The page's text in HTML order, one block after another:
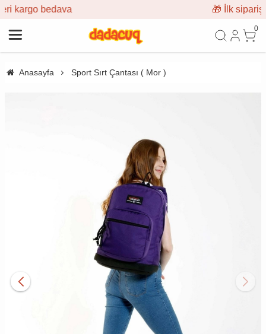
🎁 İlk siparişe %10 indirim
0
Anasayfa Sport Sırt Çantası ( Mor )